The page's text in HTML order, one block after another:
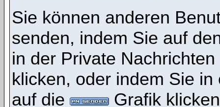
Sie können anderen
senden, indem Sie auf
in der Private
klicken, oder indem Sie
auf die
Grafik